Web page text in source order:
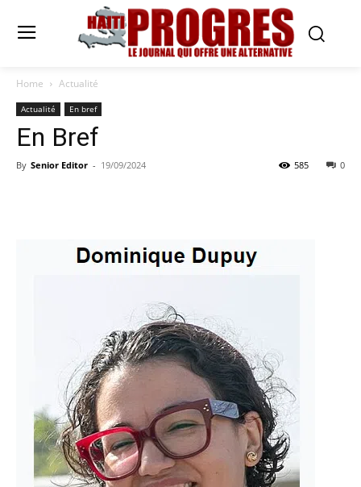
Home Actualité
Actualité En bref
En Bref
By Senior Editor - 19/09/2024 0
585